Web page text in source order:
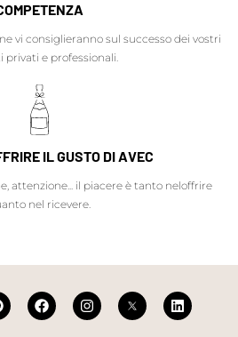
vi consiglieranno sul successo dei vostri
privati e professionali.
IL GUSTO DI AVEC
attenzione... il piacere è tanto neloffrire
nel ricevere.